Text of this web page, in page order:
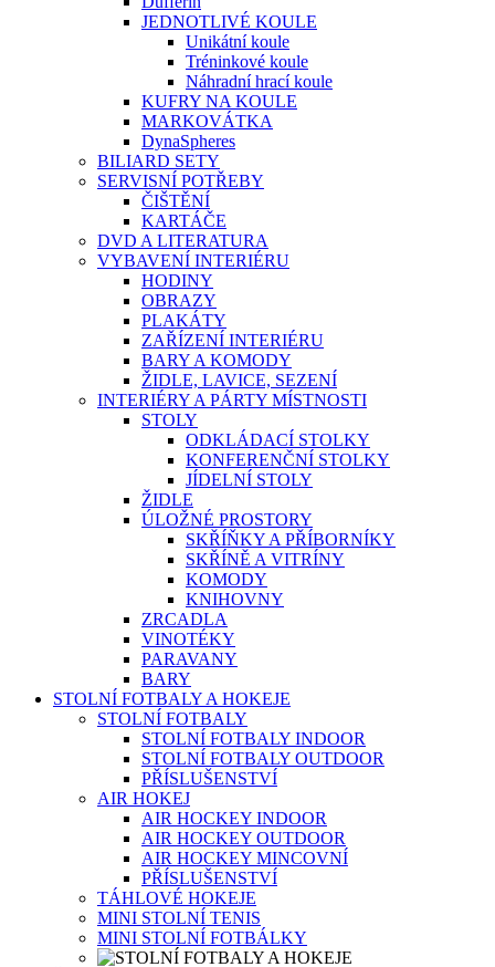
JEDNOTLIVÉ KOULE
Unikátní koule
Tréninkové koule
Náhradní hrací koule
KUFRY NA KOULE
MARKOVÁTKA
DynaSpheres
BILIARD SETY
SERVISNÍ POTŘEBY
ČIŠTĚNÍ
KARTÁČE
DVD A LITERATURA
VYBAVENÍ INTERIÉRU
HODINY
OBRAZY
PLAKÁTY
ZAŘÍZENÍ INTERIÉRU
BARY A KOMODY
ŽIDLE, LAVICE, SEZENÍ
INTERIÉRY A PÁRTY MÍSTNOSTI
STOLY
ODKLÁDACÍ STOLKY
KONFERENČNÍ STOLKY
JÍDELNÍ STOLY
ŽIDLE
ÚLOŽNÉ PROSTORY
SKŘÍŇKY A PŘÍBORNÍKY
SKŘÍNĚ A VITRÍNY
KOMODY
KNIHOVNY
ZRCADLA
VINOTÉKY
PARAVANY
BARY
STOLNÍ FOTBALY A HOKEJE
STOLNÍ FOTBALY
STOLNÍ FOTBALY INDOOR
STOLNÍ FOTBALY OUTDOOR
PŘÍSLUŠENSTVÍ
AIR HOKEJ
AIR HOCKEY INDOOR
AIR HOCKEY OUTDOOR
AIR HOCKEY MINCOVNÍ
PŘÍSLUŠENSTVÍ
TÁHLOVÉ HOKEJE
MINI STOLNÍ TENIS
MINI STOLNÍ FOTBÁLKY